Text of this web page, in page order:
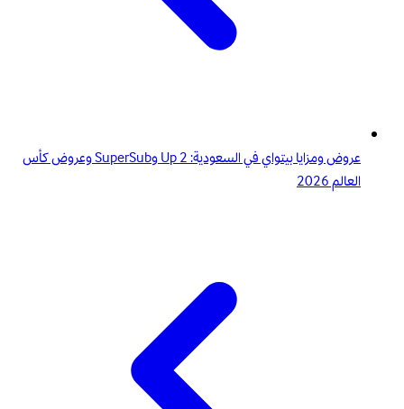
عروض ومزايا بيتواي في السعودية: 2 Up وSuperSub وعروض كأس
العالم 2026